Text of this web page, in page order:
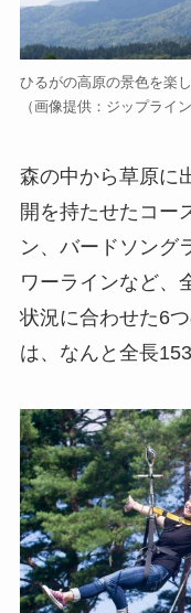
ひるがの高原の景色を楽
（画像提供：ジップライ
森の中から草原に
開を持たせたコー
ン、バードソング
ワーラインなど、
状況に合わせた6
は、なんと全長